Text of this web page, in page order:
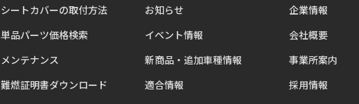
シートカバーの取付方法
単品パーツ価格検索
メンテナンス
難燃証明書ダウンロード
お知らせ
イベント情報
新商品・追加車種情報
適合情報
企業情報
会社概要
事業所案内
採用情報